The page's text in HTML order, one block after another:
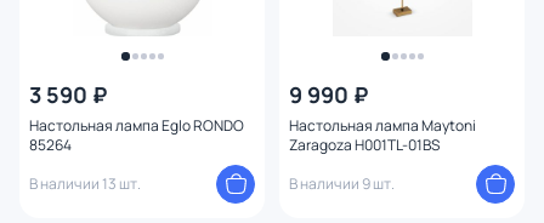
3 590 ₽
Настольная лампа Eglo RONDO
85264
В наличии 13 шт.
9 990 ₽
Настольная лампа Maytoni
Zaragoza H001TL-01BS
В наличии 9 шт.